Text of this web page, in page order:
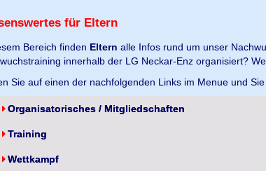
für Eltern
Bereich finden Eltern alle Infos rund um unser
innerhalb der LG Neckar-Enz organisiert?
Sie auf einen der nachfolgenden Links im Menue und
Organisatorisches / Mitgliedschaften
Training
Wettkampf